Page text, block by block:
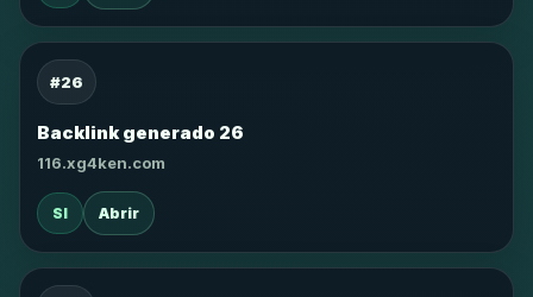
#26
Backlink generado 26
116.xg4ken.com
SI Abrir